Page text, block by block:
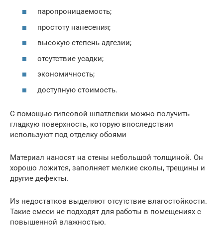
паропроницаемость;
простоту нанесения;
высокую степень адгезии;
отсутствие усадки;
экономичность;
доступную стоимость.
С помощью гипсовой шпатлевки можно получить
гладкую поверхность, которую впоследствии
используют под отделку обоями
Материал наносят на стены небольшой толщиной. Он
хорошо ложится, заполняет мелкие сколы, трещины и
другие дефекты.
Из недостатков выделяют отсутствие влагостойкости.
Такие смеси не подходят для работы в помещениях с
повышенной влажностью.